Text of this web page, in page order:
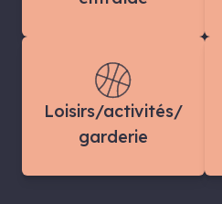
Loisirs/activités/
garderie